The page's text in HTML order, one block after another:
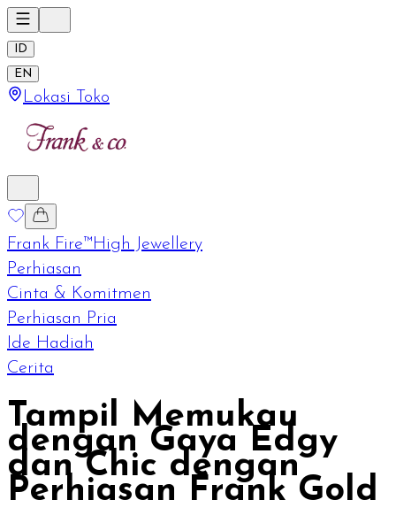
ID
EN
Lokasi Toko
Frank Fire™High Jewellery
Perhiasan
Cinta & Komitmen
Perhiasan Pria
Ide Hadiah
Cerita
Tampil Memukau
dengan Gaya Edgy
dan Chic dengan
Perhiasan Frank Gold